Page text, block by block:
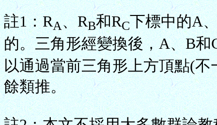
註1：RA、RB和RC下標中的A
的。三角形經變換後，A、B
以通過當前三角形上方頂點(
餘類推。